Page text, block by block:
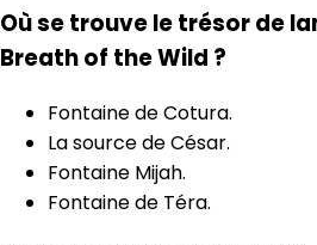
Où se trouve le trésor de
Breath of the Wild ?
Fontaine de Cotura.
La source de César.
Fontaine Mijah.
Fontaine de Téra.